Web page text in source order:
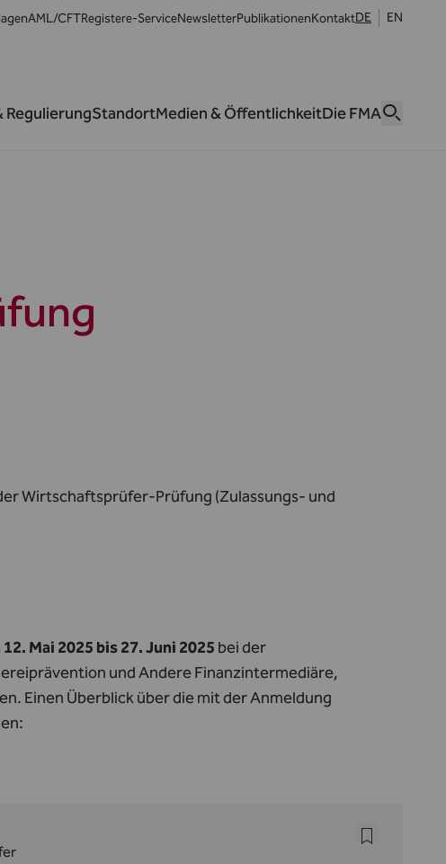
AML/CFTRegistere-ServiceNewsletterPublikationenKontaktDE EN
RegulierungStandortMedien & ÖffentlichkeitDie FMA
Wirtschaftsprüfer-Prüfung (Zulassungs- und
Mai 2025 bis 27. Juni 2025 bei der
und Andere Finanzintermediäre,
Einen Überblick über die mit der Anmeldung